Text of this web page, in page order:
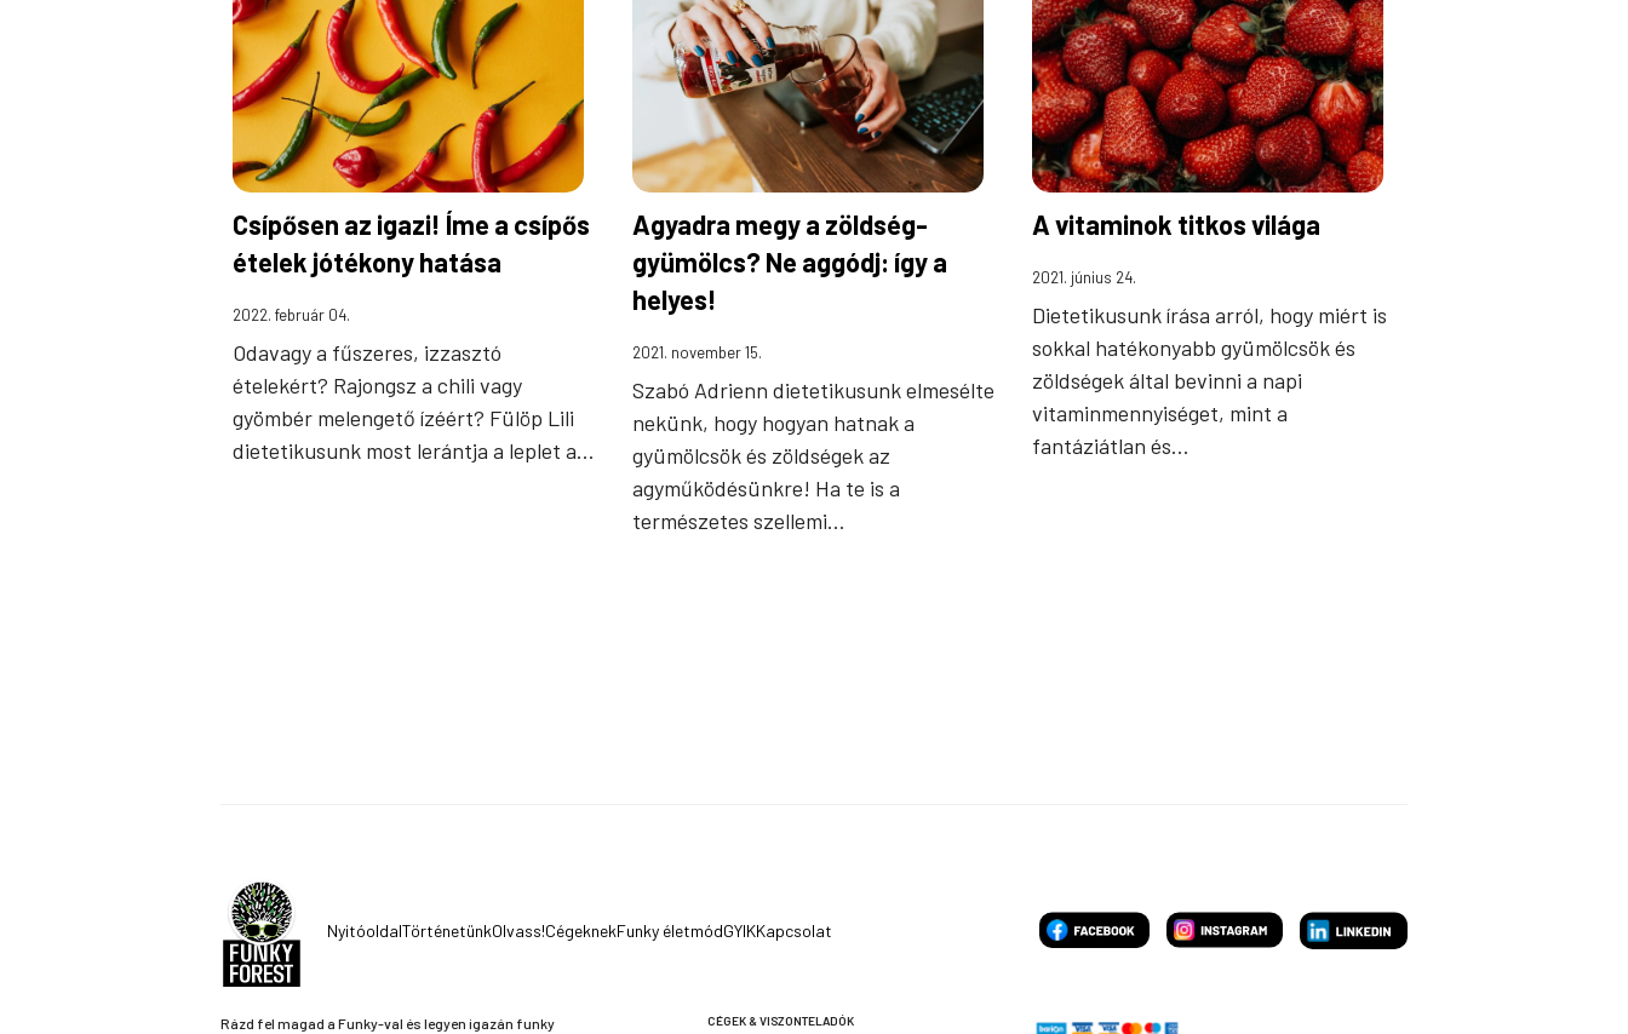
Csípősen az igazi! Íme a csípős
ételek jótékony hatása
2022. február 04.
Odavagy a fűszeres, izzasztó
ételekért? Rajongsz a chili vagy
gyömbér melengető ízéért? Fülöp Lili
dietetikusunk most lerántja a leplet a…
Agyadra megy a zöldség-
gyümölcs? Ne aggódj: így a
helyes!
2021. november 15.
Szabó Adrienn dietetikusunk elmesélte
nekünk, hogy hogyan hatnak a
gyümölcsök és zöldségek az
agyműködésünkre! Ha te is a
természetes szellemi…
A vitaminok titkos világa
2021. június 24.
Dietetikusunk írása arról, hogy miért is
sokkal hatékonyabb gyümölcsök és
zöldségek által bevinni a napi
vitaminmennyiséget, mint a
fantáziátlan és…
NyitóoldalTörténetünkOlvass!CégeknekFunky életmódGYIKKapcsolat
Rázd fel magad a Funky-val és legyen igazán funky
CÉGEK & VISZONTELADÓK